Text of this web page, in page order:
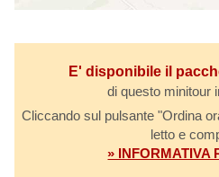
E' disponibile il
di questo minitour
Cliccando sul pulsante "Ordina
letto e
» INFORMATIVA